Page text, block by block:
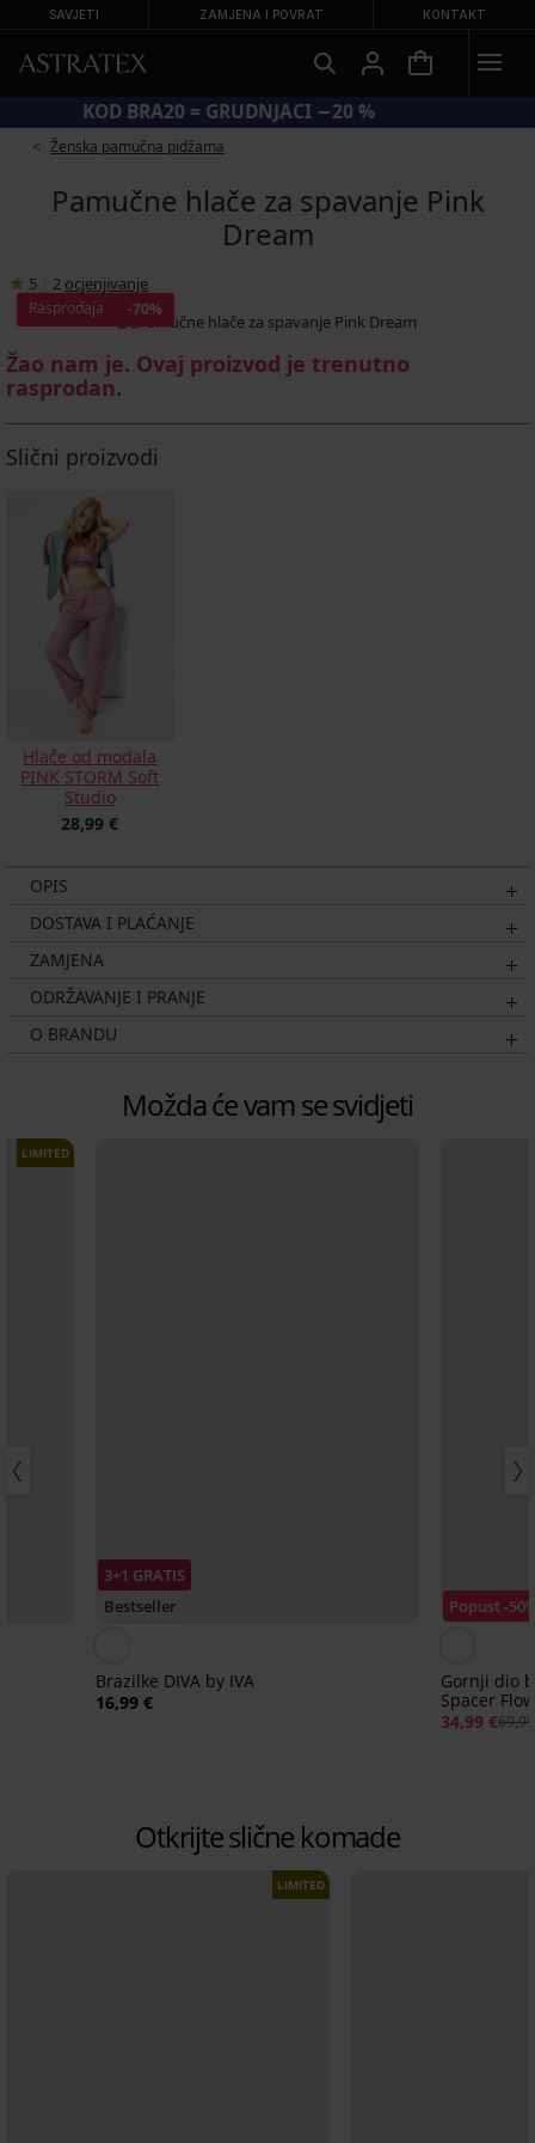
SAVJETI ZAMJENA I POVRAT KONTAKT
KOD BRA20 = GRUDNJACI −20 %
Ženska pamučna pidžama
Pamučne hlače za spavanje Pink
Dream
5 2 ocjenjivanje
Rasprodaja -70%
Žao nam je. Ovaj proizvod je trenutno
rasprodan.
Slični proizvodi
Hlače od modala
PINK STORM Soft
Studio
28,99 €
OPIS
DOSTAVA I PLAĆANJE
ZAMJENA
ODRŽAVANJE I PRANJE
O BRANDU
Možda će vam se svidjeti
LIMITED
3+1 GRATIS
Bestseller
Brazilke DIVA by IVA
16,99 €
Popust -
Gornji dio
Spacer
34,99 €
Otkrijte slične komade
LIMITED